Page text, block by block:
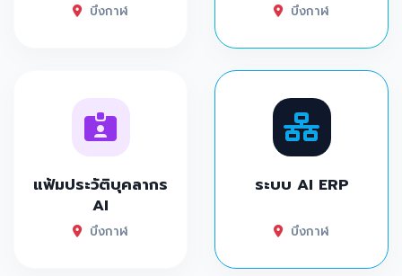
บึงกาฬ บึงกาฬ
แฟ้มประวัติบุคลากร
AI
บึงกาฬ
ระบบ AI ERP
บึงกาฬ